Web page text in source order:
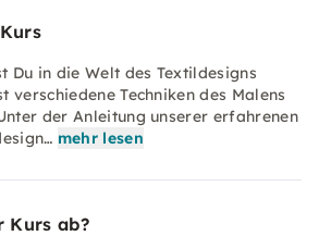
Du in die Welt des Textildesigns
verschiedene Techniken des Malens
der Anleitung unserer erfahrenen
mehr lesen
Kurs ab?